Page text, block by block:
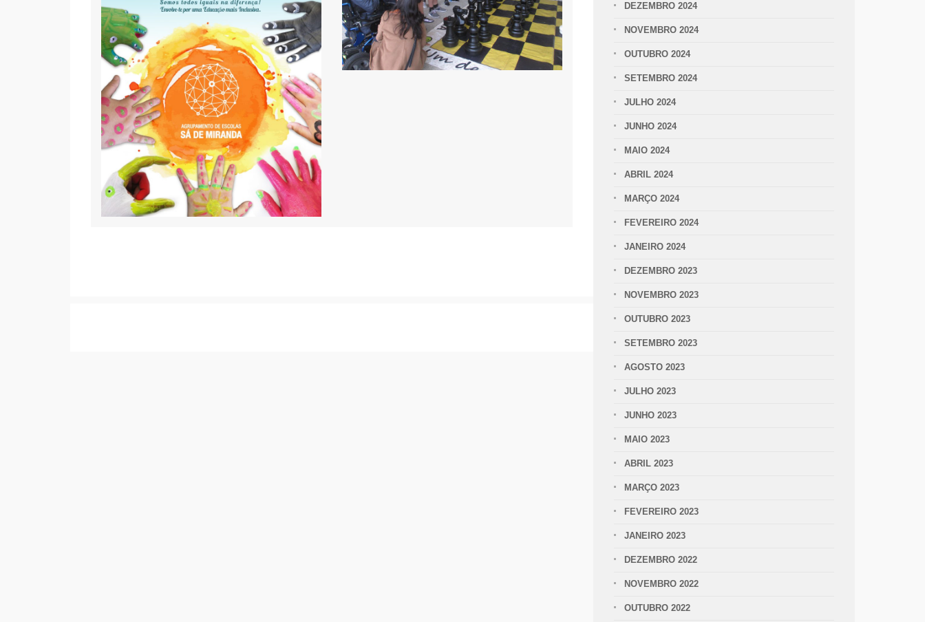
DEZEMBRO 2024
NOVEMBRO 2024
OUTUBRO 2024
SETEMBRO 2024
JULHO 2024
JUNHO 2024
MAIO 2024
ABRIL 2024
MARÇO 2024
FEVEREIRO 2024
JANEIRO 2024
DEZEMBRO 2023
NOVEMBRO 2023
OUTUBRO 2023
SETEMBRO 2023
AGOSTO 2023
JULHO 2023
JUNHO 2023
MAIO 2023
ABRIL 2023
MARÇO 2023
FEVEREIRO 2023
JANEIRO 2023
DEZEMBRO 2022
NOVEMBRO 2022
OUTUBRO 2022